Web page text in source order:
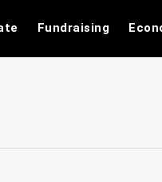
Fundraising